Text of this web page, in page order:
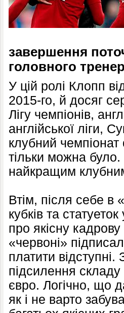
завершення
головного
У цій ролі Клопп
2015-го, й досяг
Лігу чемпіонів,
англійської ліги,
клубний
тільки можна було.
найкращим
Втім, після себе в
кубків та
про якісну
«червоні»
платити
підсилення
євро. Логічно, що
як і не варто